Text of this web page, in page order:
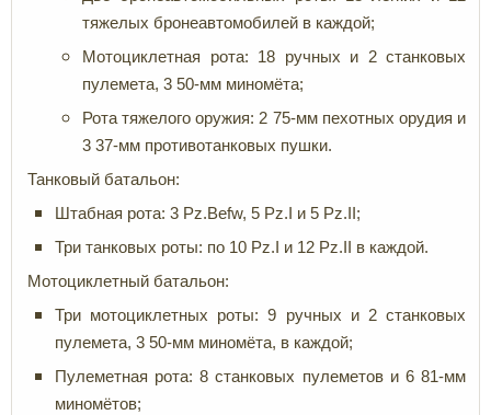
тяжелых бронеавтомобилей в каждой;
Мотоциклетная рота: 18 ручных и 2 станковых
пулемета, 3 50-мм миномёта;
Рота тяжелого оружия: 2 75-мм пехотных орудия и
3 37-мм противотанковых пушки.
Танковый батальон:
Штабная рота: 3 Pz.Befw, 5 Pz.I и 5 Pz.II;
Три танковых роты: по 10 Pz.I и 12 Pz.II в каждой.
Мотоциклетный батальон:
Три мотоциклетных роты: 9 ручных и 2 станковых
пулемета, 3 50-мм миномёта, в каждой;
Пулеметная рота: 8 станковых пулеметов и 6 81-мм
миномётов;